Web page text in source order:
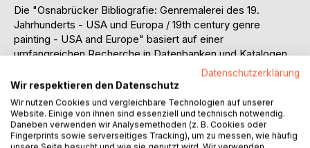
Die "Osnabrücker Bibliografie: Genremalerei des 19.
Jahrhunderts - USA und Europa / 19th century genre
painting - USA and Europe" basiert auf einer
umfangreichen Recherche in Datenbanken und Katalogen.
Die Bibliografie umfasst mehr als 500 Quellenangaben vor
allem deutsch- und englischsprachiger Literatur zur
Genremalerei des 19. Jahrhunderts in Europa und den USA.
Die detaillierte Gliederung in verschiedene Rubriken von
allgemeinen Überblickswerken zu der Malerei des 19.
Datenschutzerklärung
Wir respektieren den Datenschutz
Wir nutzen Cookies und vergleichbare Technologien auf unserer
Website. Einige von ihnen sind essenziell und technisch notwendig.
Daneben verwenden wir Analysemethoden (z. B. Cookies oder
Fingerprints sowie serverseitiges Tracking), um zu messen, wie häufig